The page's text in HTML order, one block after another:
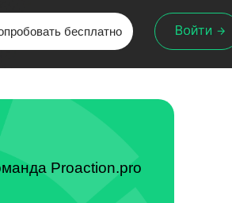
бесплатно Войти
Proaction.pro